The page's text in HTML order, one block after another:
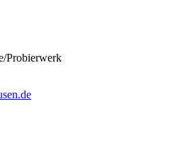
Probierwerk